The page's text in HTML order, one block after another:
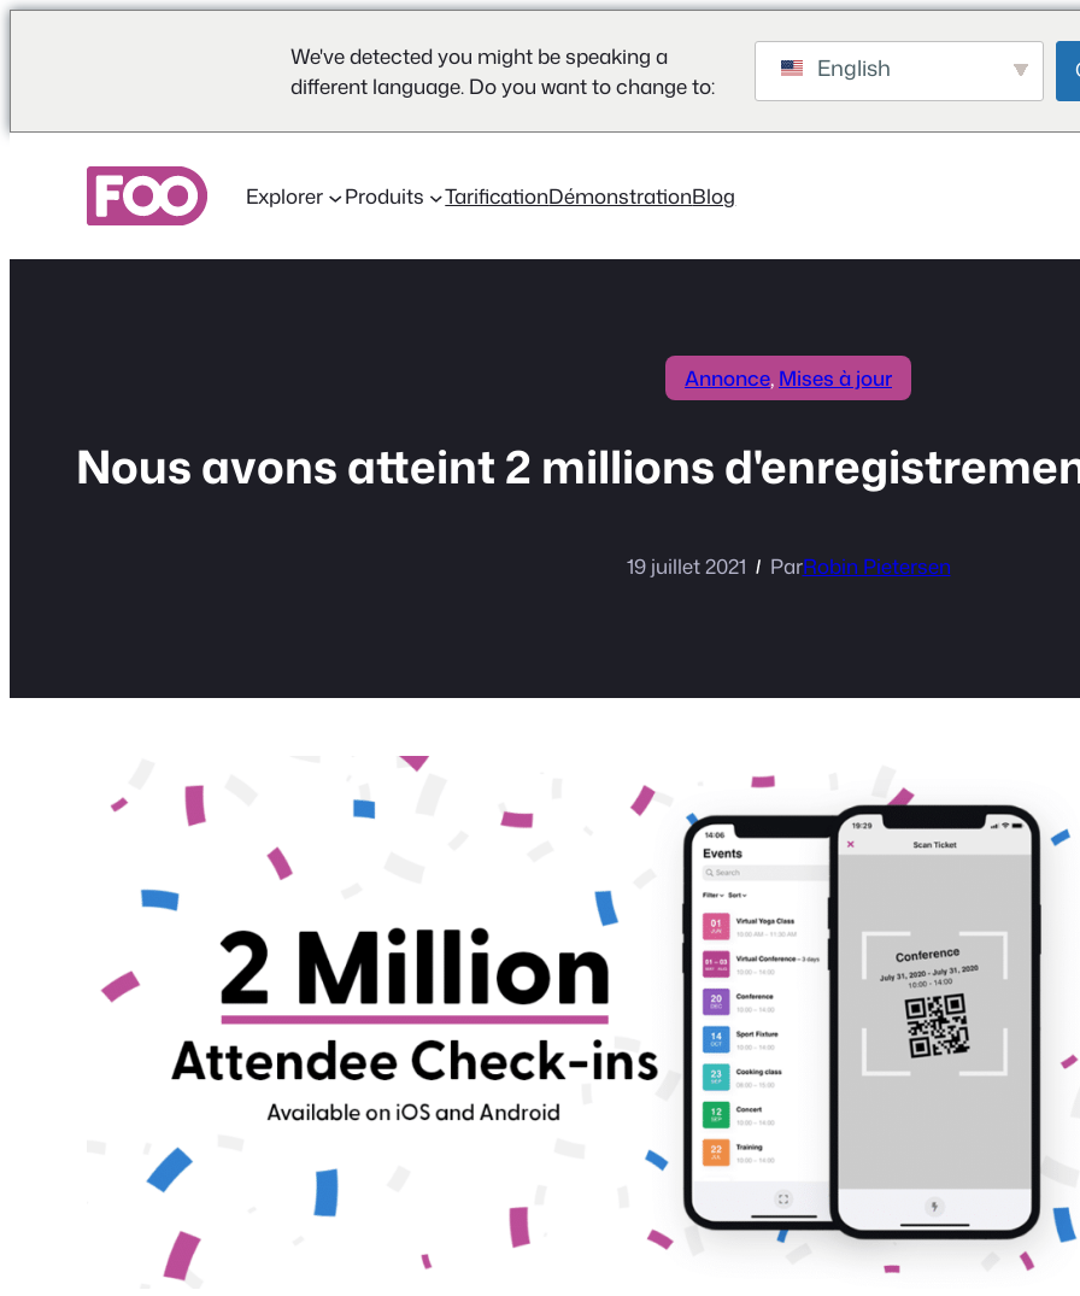
We've detected you might be speaking a
different language. Do you want to change to:
English
Explorer Produits TarificationDémonstrationBlog
Annonce, Mises à jour
Nous avons atteint 2 millions
19 juillet 2021 ParRobin Pietersen